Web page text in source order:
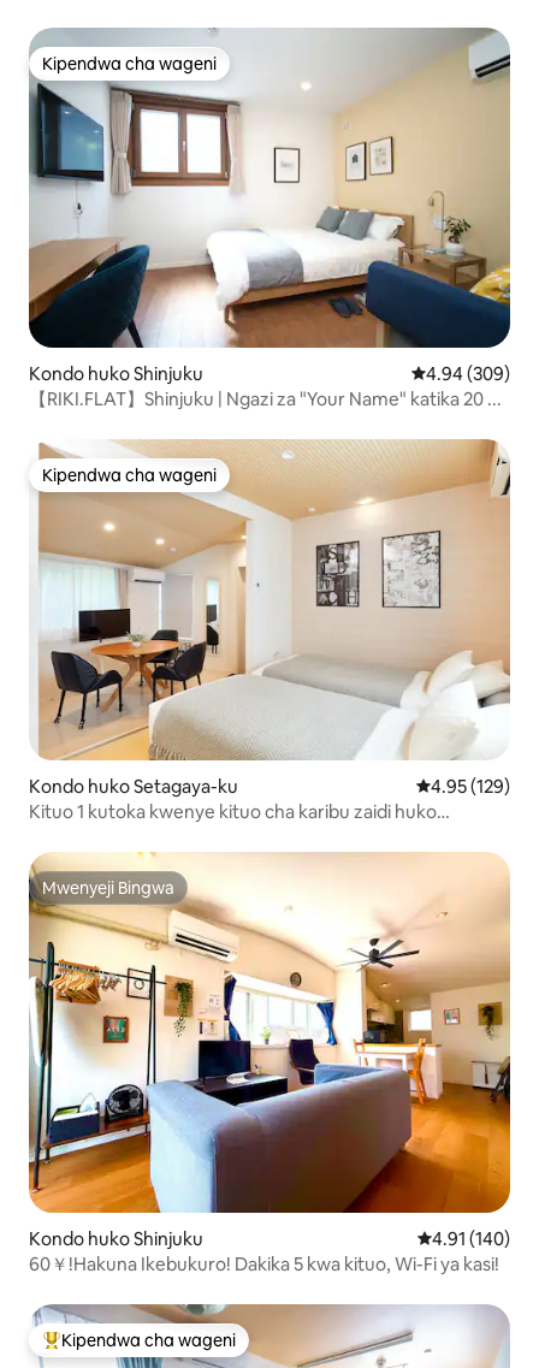
Kipendwa cha wageni
Kipendwa cha wageni
Kondo huko Shinjuku Ukadiriaji wa
4.94 (309)
【RIKI.FLAT】Shinjuku | Ngazi za "Your Name" katika 20 ...
Kipendwa cha wageni
Kipendwa cha wageni
Kondo huko Setagaya-ku Ukadiriaji wa
4.95 (129)
Kituo 1 kutoka kwenye kituo cha karibu zaidi huko
￥ 02 na ufikiaji wa moja kwa moja wa Omotesando na
Skytree
Mwenyeji Bingwa
Mwenyeji Bingwa
Kondo huko Shinjuku Ukadiriaji wa
4.91 (140)
60￥!Hakuna Ikebukuro! Dakika 5 kwa kituo, Wi-Fi ya kasi!
Kipendwa maarufu cha wageni
Kipendwa cha wageni